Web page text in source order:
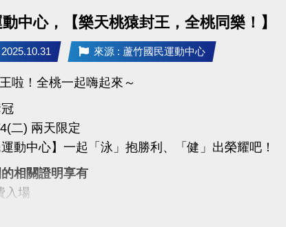
習心理師
療實務訓練、正念減壓（MBSR）合格師資資格
限額30位
填表報名，與我們一起培養更穩定、自在的心。
中心，【樂天桃猿封王，全桃同樂！】
來源 : 蘆竹國民運動中心
啦！全桃一起嗨起來～
二) 兩天限定
動中心】一起「泳」抱勝利、「健」出榮耀吧！
相關證明享有
入場